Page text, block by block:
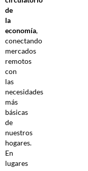
de
la
economía,
conectando
mercados
remotos
con
las
necesidades
más
básicas
de
nuestros
hogares.
En
lugares